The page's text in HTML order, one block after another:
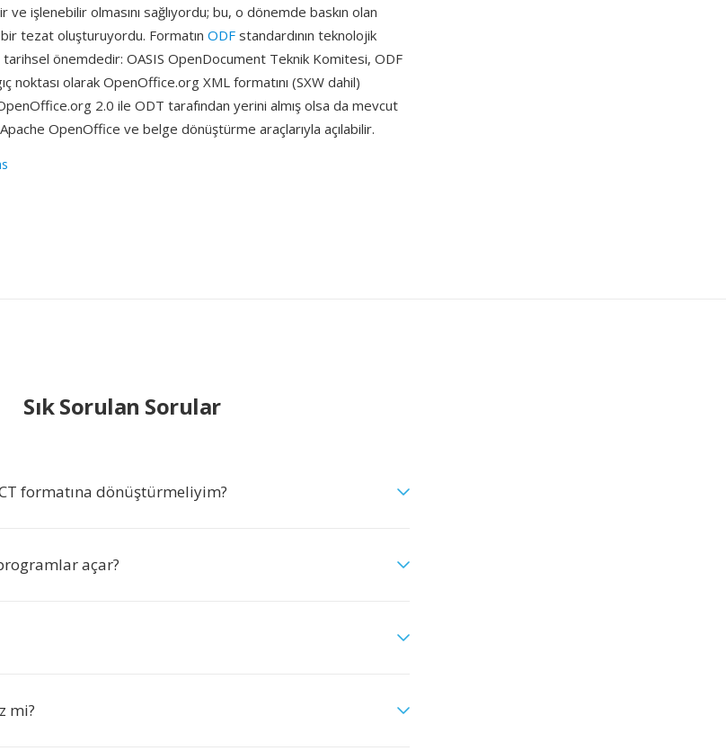
işlenebilir olmasını sağlıyordu; bu, o dönemde baskın olan
tezat oluşturuyordu. Formatın ODF standardının teknolojik
önemdedir: OASIS OpenDocument Teknik Komitesi, ODF
noktası olarak OpenOffice.org XML formatını (SXW dahil)
2.0 ile ODT tarafından yerini almış olsa da mevcut
OpenOffice ve belge dönüştürme araçlarıyla açılabilir.
Sık Sorulan Sorular
formatına dönüştürmeliyim?
açar?
mi?